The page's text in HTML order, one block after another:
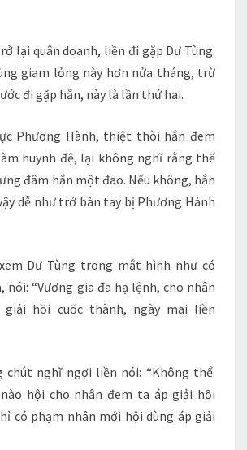
lại quân doanh, liền đi gặp Dư Tùng.
giam lỏng này hơn nửa tháng, trừ
đi gặp hắn, này là lần thứ hai.
Phương Hành, thiệt thòi hắn đem
huynh đệ, lại không nghĩ rằng thế
đâm hắn một đao. Nếu không, hắn
dễ như trở bàn tay bị Phương Hành
Dư Tùng trong mắt hình như có
nói: “Vương gia đã hạ lệnh, cho nhân
hồi cuốc thành, ngày mai liền
chút nghĩ ngợi liền nói: “Không thể.
hội cho nhân đem ta áp giải hồi
có phạm nhân mới hội dùng áp giải